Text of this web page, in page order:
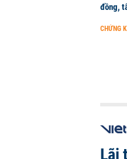
đồng,
CHỨNG
Lãi